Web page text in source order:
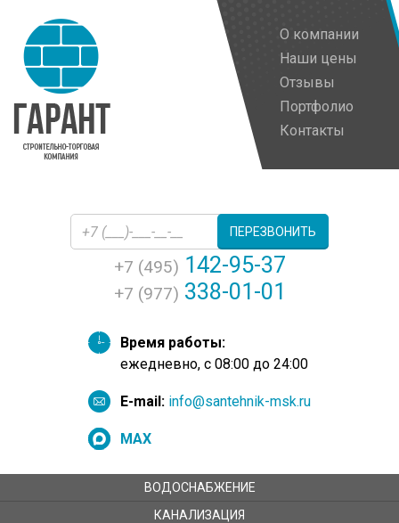
О компании
Наши цены
Отзывы
Портфолио
Контакты
Время работы:
ежедневно, с 08:00 до 24:00
E-mail: info@santehnik-msk.ru
MAX
+7 (495) 142-95-37
+7 (977) 338-01-01
ПЕРЕЗВОНИТЬ
ВОДОСНАБЖЕНИЕ
КАНАЛИЗАЦИЯ